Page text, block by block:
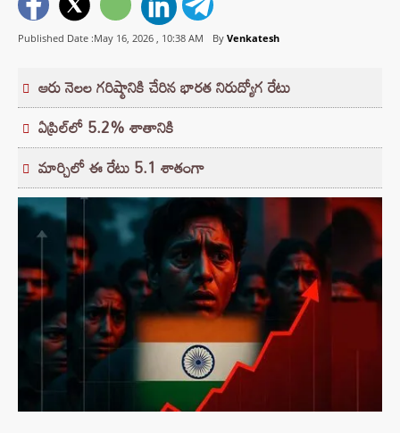
Published Date :May 16, 2026 , 10:38 AM By Venkatesh
ఆరు నెలల గరిష్ఠానికి చేరిన భారత నిరుద్యోగ రేటు
ఏప్రిల్‌లో 5.2% శాతానికి
మార్చిలో ఈ రేటు 5.1 శాతంగా